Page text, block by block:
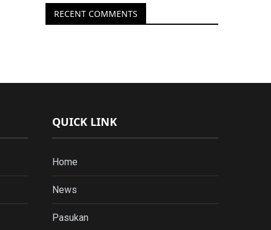
RECENT COMMENTS
QUICK LINK
Home
News
Pasukan